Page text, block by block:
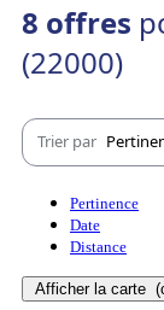
8 offres
(22000)
Trier par
Pertinence
Date
Distance
Afficher la carte